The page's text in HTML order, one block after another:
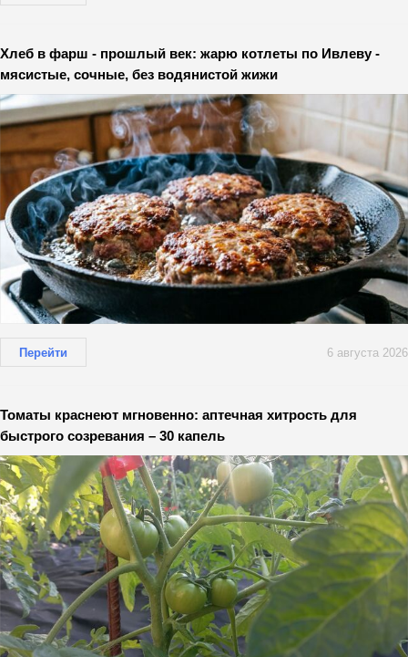
Хлеб в фарш - прошлый век: жарю котлеты по Ивлеву -
мясистые, сочные, без водянистой жижи
Перейти 6 августа 2026
Томаты краснеют мгновенно: аптечная хитрость для
быстрого созревания – 30 капель